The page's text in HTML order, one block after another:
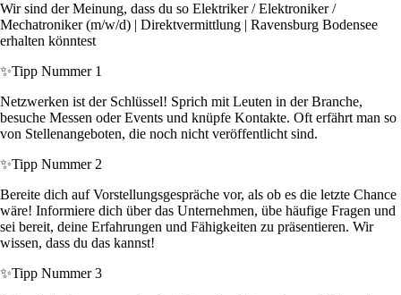
Wir sind der Meinung, dass du so Elektriker / Elektroniker /
Mechatroniker (m/w/d) | Direktvermittlung | Ravensburg Bodensee
erhalten könntest
✨Tipp Nummer 1
Netzwerken ist der Schlüssel! Sprich mit Leuten in der Branche,
besuche Messen oder Events und knüpfe Kontakte. Oft erfährt man so
von Stellenangeboten, die noch nicht veröffentlicht sind.
✨Tipp Nummer 2
Bereite dich auf Vorstellungsgespräche vor, als ob es die letzte Chance
wäre! Informiere dich über das Unternehmen, übe häufige Fragen und
sei bereit, deine Erfahrungen und Fähigkeiten zu präsentieren. Wir
wissen, dass du das kannst!
✨Tipp Nummer 3